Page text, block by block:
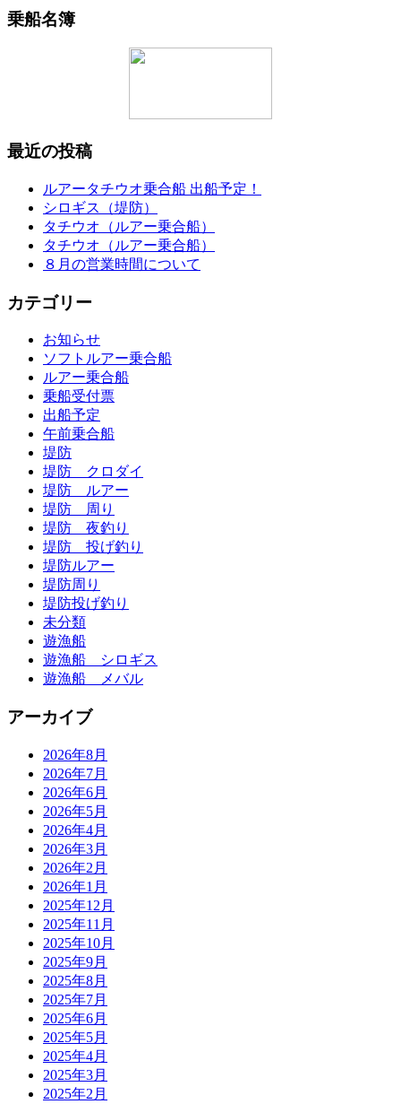
乗船名簿
最近の投稿
ルアータチウオ乗合船 出船予定！
シロギス（堤防）
タチウオ（ルアー乗合船）
タチウオ（ルアー乗合船）
８月の営業時間について
カテゴリー
お知らせ
ソフトルアー乗合船
ルアー乗合船
乗船受付票
出船予定
午前乗合船
堤防
堤防 クロダイ
堤防 ルアー
堤防 周り
堤防 夜釣り
堤防 投げ釣り
堤防ルアー
堤防周り
堤防投げ釣り
未分類
遊漁船
遊漁船 シロギス
遊漁船 メバル
アーカイブ
2026年8月
2026年7月
2026年6月
2026年5月
2026年4月
2026年3月
2026年2月
2026年1月
2025年12月
2025年11月
2025年10月
2025年9月
2025年8月
2025年7月
2025年6月
2025年5月
2025年4月
2025年3月
2025年2月